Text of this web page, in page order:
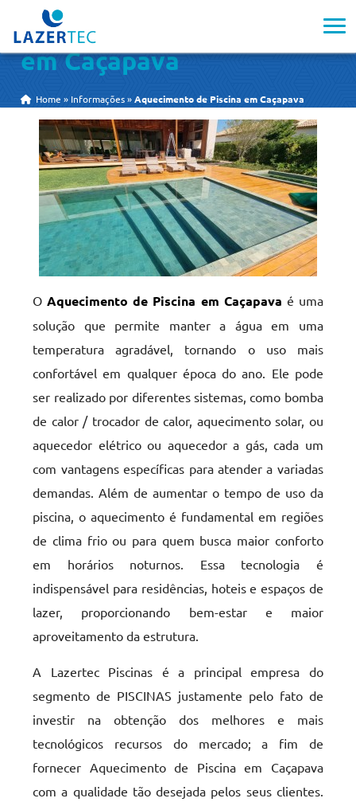
Aquecimento de Piscina
em Caçapava
Home » Informações »Aquecimento de Piscina em Caçapava
OAquecimento de Piscina em Caçapava é uma
solução que permite manter a água em uma
temperatura agradável, tornando o uso mais
confortável em qualquer época do ano. Ele pode
ser realizado por diferentes sistemas, como bomba
de calor / trocador de calor, aquecimento solar, ou
aquecedor elétrico ou aquecedor a gás, cada um
com vantagens específicas para atender a variadas
demandas. Além de aumentar o tempo de uso da
piscina, o aquecimento é fundamental em regiões
de clima frio ou para quem busca maior conforto
em horários noturnos. Essa tecnologia é
indispensável para residências, hoteis e espaços de
lazer, proporcionando bem-estar e maior
aproveitamento da estrutura.
A Lazertec Piscinas é a principal empresa do
segmento de PISCINAS justamente pelo fato de
investir na obtenção dos melhores e mais
tecnológicos recursos do mercado; a fim de
fornecer Aquecimento de Piscina em Caçapava
com a qualidade tão desejada pelos seus clientes.